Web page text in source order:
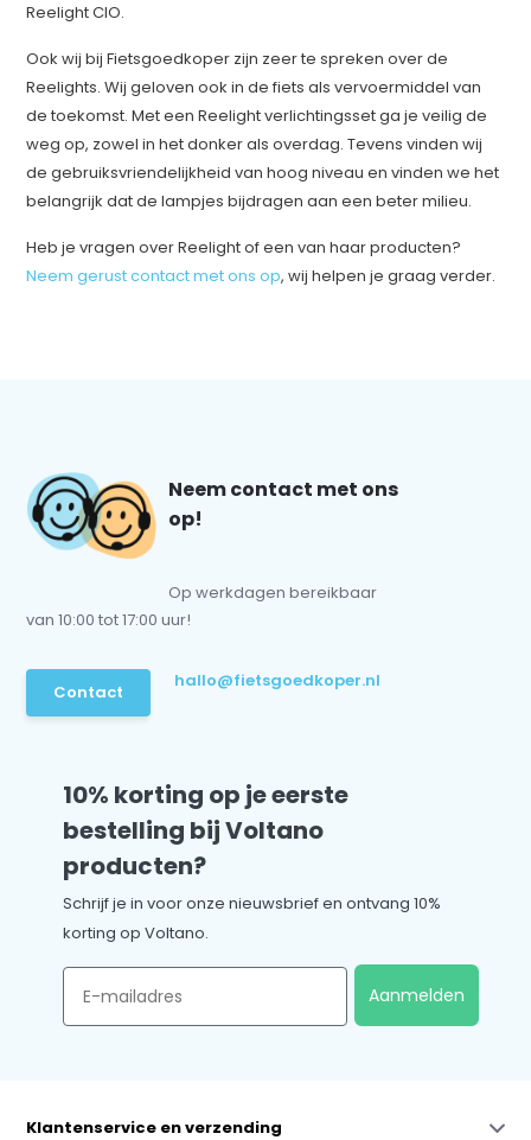
Reelight CIO.
Ook wij bij Fietsgoedkoper zijn zeer te spreken over de
Reelights. Wij geloven ook in de fiets als vervoermiddel van
de toekomst. Met een Reelight verlichtingsset ga je veilig de
weg op, zowel in het donker als overdag. Tevens vinden wij
de gebruiksvriendelijkheid van hoog niveau en vinden we het
belangrijk dat de lampjes bijdragen aan een beter milieu.
Heb je vragen over Reelight of een van haar producten?
Neem gerust contact met ons op, wij helpen je graag verder.
Neem contact met ons
op!
Op werkdagen bereikbaar
van 10:00 tot 17:00 uur!
Contact
hallo@fietsgoedkoper.nl
10% korting op je eerste
bestelling bij Voltano
producten?
Schrijf je in voor onze nieuwsbrief en ontvang 10%
korting op Voltano.
Email
Aanmelden
Klantenservice en verzending